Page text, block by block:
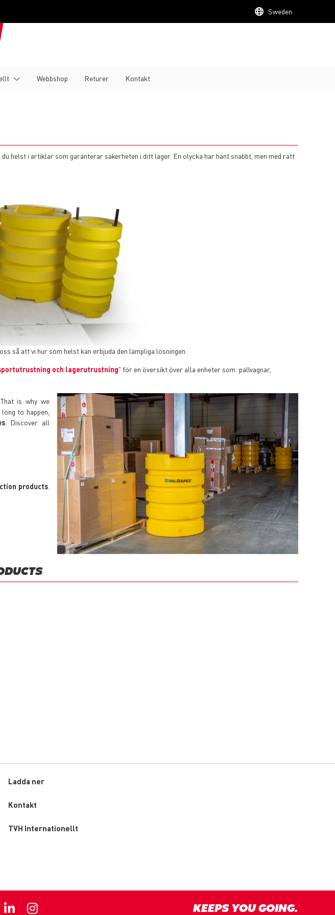
Sweden
Webbshop Returer Kontakt
helst i artiklar som garanterar säkerheten i ditt lager. En olycka har hänt snabbt, men med rätt
så att vi hur som helst kan erbjuda den lämpliga lösningen.
och lagerutrustning" för en översikt över alla enheter som: pallvagnar,
. That is why we
to happen,
. Discover all
products.
Ladda ner
Custom
Kontakt
TVH Internationellt
KEEPS YOU GOING.